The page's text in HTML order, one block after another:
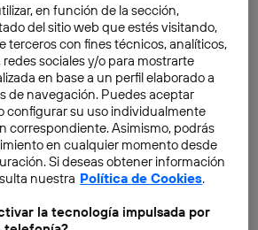
en función de la sección,
del sitio web que estés visitando,
terceros con fines técnicos, analíticos,
sociales y/o para mostrarte
en base a un perfil elaborado a
de navegación. Puedes aceptar
configurar su uso individualmente
correspondiente. Asimismo, podrás
en cualquier momento desde
Si deseas obtener información
nuestra Política de Cookies.
la tecnología impulsada por